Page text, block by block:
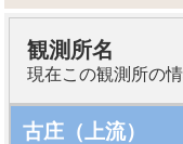
観測所名
現在この観測所の
古庄（上流）